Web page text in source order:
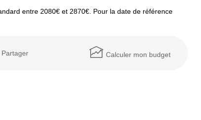
entre 2080€ et 2870€. Pour la date de référence
Partager Calculer mon budget